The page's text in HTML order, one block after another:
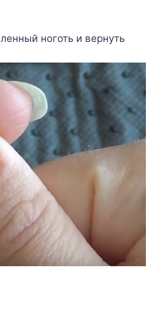
ноготь и вернуть